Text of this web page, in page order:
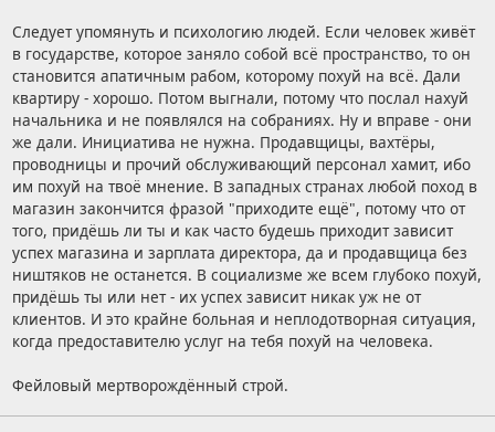
Следует упомянуть и психологию людей. Если человек живёт
в государстве, которое заняло собой всё пространство, то он
становится апатичным рабом, которому похуй на всё. Дали
квартиру - хорошо. Потом выгнали, потому что послал нахуй
начальника и не появлялся на собраниях. Ну и вправе - они
же дали. Инициатива не нужна. Продавщицы, вахтёры,
проводницы и прочий обслуживающий персонал хамит, ибо
им похуй на твоё мнение. В западных странах любой поход в
магазин закончится фразой "приходите ещё", потому что от
того, придёшь ли ты и как часто будешь приходит зависит
успех магазина и зарплата директора, да и продавщица без
ништяков не останется. В социализме же всем глубоко похуй,
придёшь ты или нет - их успех зависит никак уж не от
клиентов. И это крайне больная и неплодотворная ситуация,
когда предоставителю услуг на тебя похуй на человека.
Фейловый мертворождённый строй.